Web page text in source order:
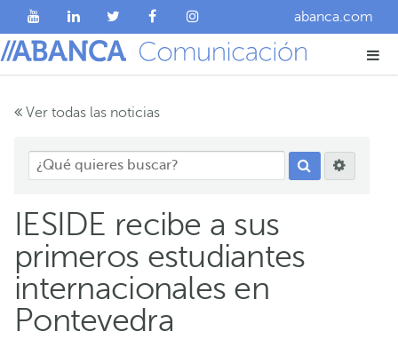
abanca.com
Ver todas las noticias
IESIDE recibe a sus
primeros estudiantes
internacionales en
Pontevedra